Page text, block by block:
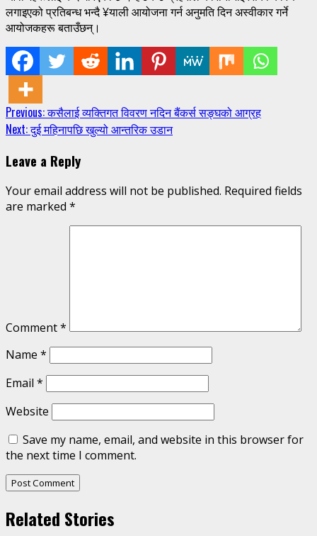
लगाइएको प्रतिबन्ध भन्दै ¥याली आयोजना गर्न अनुमति दिन अस्वीकार गर्ने
आयोजकहरू बताउँछन्।
Continue
Reading
Previous:कसैलाई व्यक्तिगत विवरण नदिन बैंकर्स सङ्घको आग्रह
Next:दुई महिनापछि खुल्यो आन्तरिक उडान
Leave a Reply
Your email address will not be published. Required fields
are marked *
Comment*
Name *
Email *
Website
Save my name, email, and website in this browser for
the next time I comment.
Related Stories